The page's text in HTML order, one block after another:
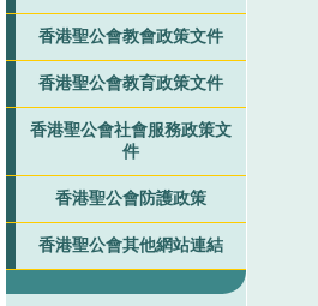
香港聖公會教會政策文件
香港聖公會教育政策文件
香港聖公會社會服務政策文
件
香港聖公會防護政策
香港聖公會其他網站連結